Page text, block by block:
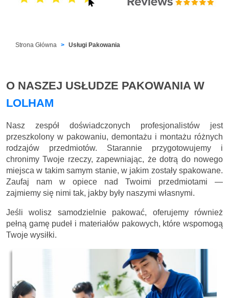
Strona Główna Usługi Pakowania
O NASZEJ USŁUDZE PAKOWANIA W
LOLHAM
Nasz zespół doświadczonych profesjonalistów jest
przeszkolony w pakowaniu, demontażu i montażu różnych
rodzajów przedmiotów. Starannie przygotowujemy i
chronimy Twoje rzeczy, zapewniając, że dotrą do nowego
miejsca w takim samym stanie, w jakim zostały spakowane.
Zaufaj nam w opiece nad Twoimi przedmiotami —
zajmiemy się nimi tak, jakby były naszymi własnymi.
Jeśli wolisz samodzielnie pakować, oferujemy również
pełną gamę pudeł i materiałów pakowych, które wspomogą
Twoje wysiłki.